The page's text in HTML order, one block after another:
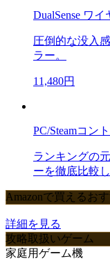
DualSense ワ
圧倒的な没入
ラー。
11,480円
PC/Steamコン
ランキングの
ーを徹底比較
Amazonで買えるお
詳細を見る
攻略取扱いゲーム
家庭用ゲーム機